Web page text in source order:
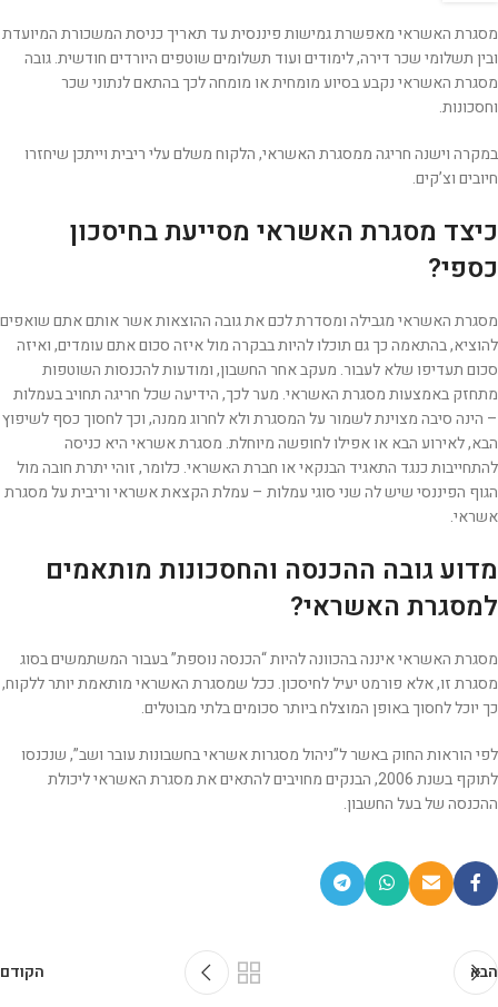
מסגרת האשראי מאפשרת גמישות פיננסית עד תאריך כניסת המשכורת המיועדת
ובין תשלומי שכר דירה, לימודים ועוד תשלומים שוטפים היורדים חודשית. גובה
מסגרת האשראי נקבע בסיוע מומחית או מומחה לכך בהתאם לנתוני שכר
וחסכונות.
במקרה וישנה חריגה ממסגרת האשראי, הלקוח משלם עלי ריבית וייתכן שיחזרו
חיובים וצ’קים.
כיצד מסגרת האשראי מסייעת בחיסכון
כספי?
מסגרת האשראי מגבילה ומסדרת לכם את גובה ההוצאות אשר אותם אתם שואפים
להוציא, בהתאמה כך גם תוכלו להיות בבקרה מול איזה סכום אתם עומדים, ואיזה
סכום תעדיפו שלא לעבור. מעקב אחר החשבון, ומודעות להכנסות השוטפות
מתחזק באמצעות מסגרת האשראי. מער לכך, הידיעה שכל חריגה תחויב בעמלות
– הינה סיבה מצוינת לשמור על המסגרת ולא לחרוג ממנה, וכך לחסוך כסף לשיפוץ
הבא, לאירוע הבא או אפילו לחופשה מיוחלת. מסגרת אשראי היא כניסה
להתחייבות כנגד התאגיד הבנקאי או חברת האשראי. כלומר, זוהי יתרת חובה מול
הגוף הפיננסי שיש לה שני סוגי עמלות – עמלת הקצאת אשראי וריבית על מסגרת
אשראי.
מדוע גובה ההכנסה והחסכונות מותאמים
למסגרת האשראי?
מסגרת האשראי איננה בהכוונה להיות “הכנסה נוספת” בעבור המשתמשים בסוג
מסגרת זו, אלא פורמט יעיל לחיסכון. ככל שמסגרת האשראי מותאמת יותר ללקוח,
כך יוכל לחסוך באופן המוצלח ביותר סכומים בלתי מבוטלים.
לפי הוראות החוק באשר ל”ניהול מסגרות אשראי בחשבונות עובר ושב”, שנכנסו
לתוקף בשנת 2006, הבנקים מחויבים להתאים את מסגרת האשראי ליכולת
ההכנסה של בעל החשבון.
הבא הקודם